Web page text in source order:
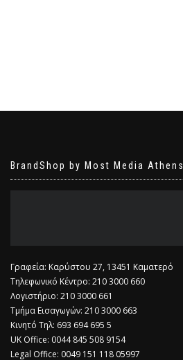
BrandShop by Most Media Athens
Γραφεία: Καρύστου 27, 13451 Καματερό
Τηλεφωνικό Κέντρο: 210 3000 660
Λογιστήριο: 210 3000 661
Τμήμα Εισαγωγών: 210 3000 663
Κινητό Τηλ: 693 694 695 5
​UK Office: 0044 845 508 9154
Legal Office: 0049 151 118 05997